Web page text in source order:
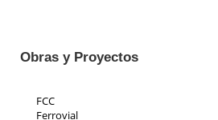
Obras y Proyectos
FCC
Ferrovial